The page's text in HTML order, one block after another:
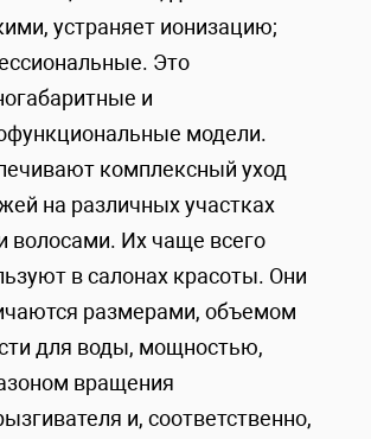
устраняет ионизацию;
Это
и
модели.
комплексный уход
на различных участках
волосами. Их чаще всего
в салонах красоты. Они
размерами, объемом
для воды, мощностью,
вращения
и, соответственно,